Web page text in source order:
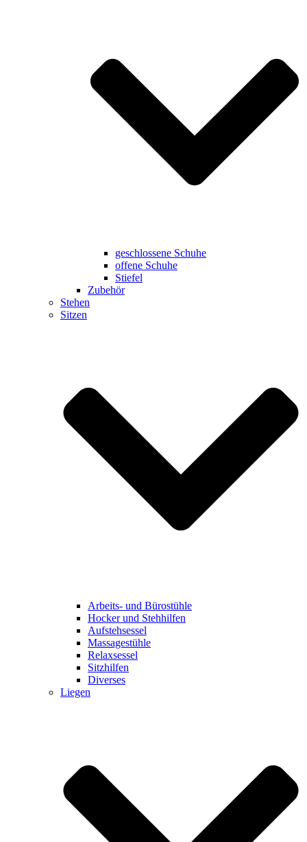
geschlossene Schuhe
offene Schuhe
Stiefel
Zubehör
Stehen
Sitzen
Arbeits- und Bürostühle
Hocker und Stehhilfen
Aufstehsessel
Massagestühle
Relaxsessel
Sitzhilfen
Diverses
Liegen